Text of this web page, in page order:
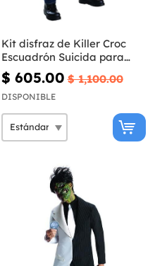
Kit disfraz de Killer Croc
Escuadrón Suicida para
hombre
$ 605.00 $ 1,100.00
DISPONIBLE